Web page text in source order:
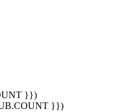
}})
}})